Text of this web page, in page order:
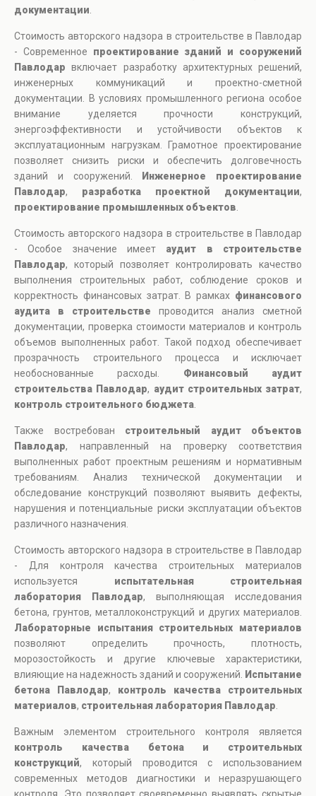
документации
Стоимость авторского надзора в строительстве в Павлодар
- Современное проектирование зданий и сооружений
Павлодар включает разработку архитектурных решений,
инженерных коммуникаций и проектно-сметной
документации. В условиях промышленного региона особое
внимание уделяется прочности конструкций,
энергоэффективности и устойчивости объектов к
эксплуатационным нагрузкам. Грамотное проектирование
позволяет снизить риски и обеспечить долговечность
зданий и сооружений.
Инженерное проектирование
Павлодар, разработка проектной документации,
проектирование промышленных объектов
Стоимость авторского надзора в строительстве в Павлодар
- Особое значение имеет аудит в строительстве
Павлодар, который позволяет контролировать качество
выполнения строительных работ, соблюдение сроков и
корректность финансовых затрат. В рамках финансового
аудита в строительстве проводится анализ сметной
документации, проверка стоимости материалов и контроль
объемов выполненных работ. Такой подход обеспечивает
прозрачность строительного процесса и исключает
необоснованные расходы. Финансовый аудит
строительства Павлодар, аудит строительных затрат,
контроль строительного бюджета
Также востребован строительный аудит объектов
Павлодар, направленный на проверку соответствия
выполненных работ проектным решениям и нормативным
требованиям. Анализ технической документации и
обследование конструкций позволяют выявить дефекты,
нарушения и потенциальные риски эксплуатации объектов
различного назначения.
Стоимость авторского надзора в строительстве в Павлодар
- Для контроля качества строительных материалов
используется испытательная строительная
лаборатория Павлодар, выполняющая исследования
бетона, грунтов, металлоконструкций и других материалов.
Лабораторные испытания строительных материалов
позволяют определить прочность, плотность,
морозостойкость и другие ключевые характеристики,
влияющие на надежность зданий и сооружений.
Испытание
бетона Павлодар, контроль качества строительных
материалов, строительная лаборатория Павлодар
Важным элементом строительного контроля является
контроль качества бетона и строительных
конструкций, который проводится с использованием
современных методов диагностики и неразрушающего